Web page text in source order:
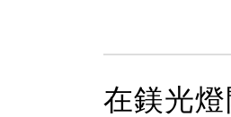
在鎂光